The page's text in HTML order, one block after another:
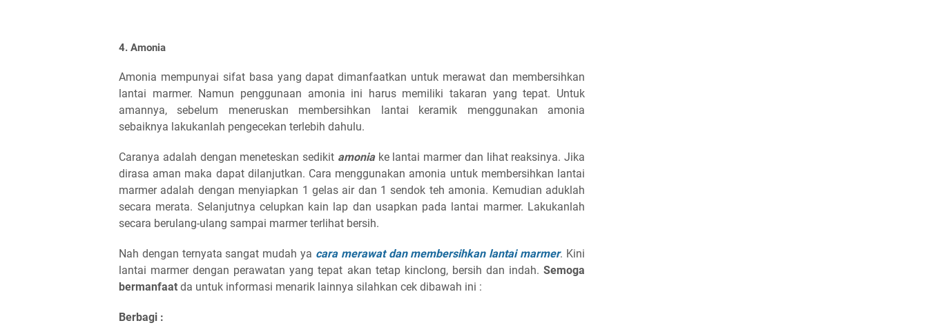
4. Amonia
Amonia mempunyai sifat basa yang dapat dimanfaatkan untuk merawat dan membersihkan
lantai marmer. Namun penggunaan amonia ini harus memiliki takaran yang tepat. Untuk
amannya, sebelum meneruskan membersihkan lantai keramik menggunakan amonia
sebaiknya lakukanlah pengecekan terlebih dahulu.
Caranya adalah dengan meneteskan sedikit amonia ke lantai marmer dan lihat reaksinya. Jika
dirasa aman maka dapat dilanjutkan. Cara menggunakan amonia untuk membersihkan lantai
marmer adalah dengan menyiapkan 1 gelas air dan 1 sendok teh amonia. Kemudian aduklah
secara merata. Selanjutnya celupkan kain lap dan usapkan pada lantai marmer. Lakukanlah
secara berulang-ulang sampai marmer terlihat bersih.
Nah dengan ternyata sangat mudah ya cara merawat dan membersihkan lantai marmer. Kini
lantai marmer dengan perawatan yang tepat akan tetap kinclong, bersih dan indah. Semoga
bermanfaat da untuk informasi menarik lainnya silahkan cek dibawah ini :
Berbagi :